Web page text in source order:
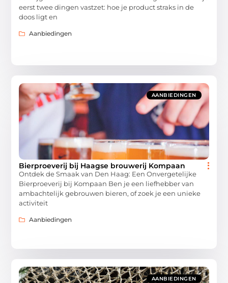
eerst twee dingen vastzet: hoe je product straks in de
doos ligt en
Aanbiedingen
AANBIEDINGEN
Bierproeverij bij Haagse brouwerij Kompaan
Ontdek de Smaak van Den Haag: Een Onvergetelijke
Bierproeverij bij Kompaan Ben je een liefhebber van
ambachtelijk gebrouwen bieren, of zoek je een unieke
activiteit
Aanbiedingen
AANBIEDINGEN